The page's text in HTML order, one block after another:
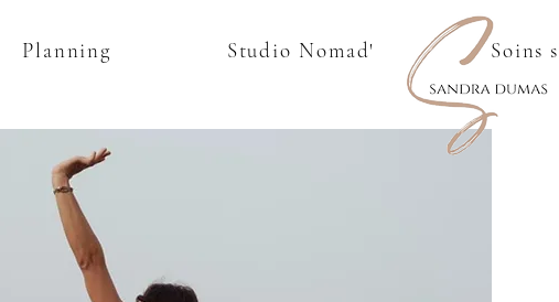
Planning Studio Nomad' Soins